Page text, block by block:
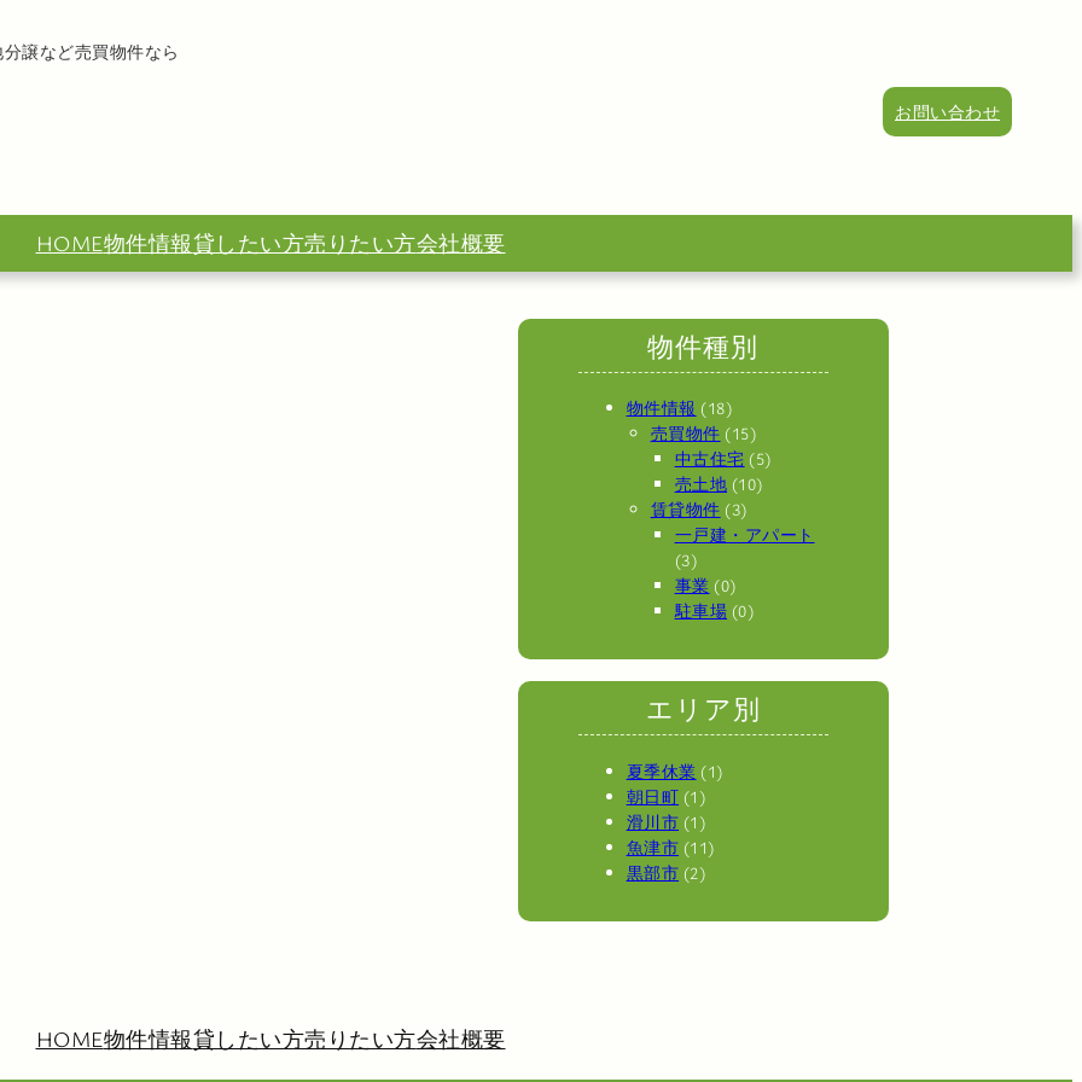
譲など売買物件なら
お問い合わせ
HOME物件情報貸したい方売りたい方会社概要
物件種別
物件情報 (18)
売買物件 (15)
中古住宅 (5)
売土地 (10)
賃貸物件 (3)
一戸建・アパート
(3)
事業 (0)
駐車場 (0)
エリア別
夏季休業 (1)
朝日町 (1)
滑川市 (1)
魚津市 (11)
黒部市 (2)
HOME物件情報貸したい方売りたい方会社概要